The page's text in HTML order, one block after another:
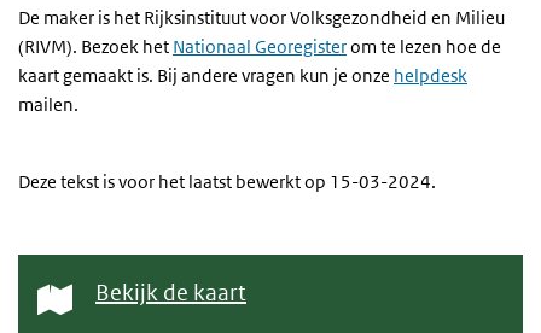
De maker is het Rijksinstituut voor Volksgezondheid en Milieu
(RIVM). Bezoek het Nationaal Georegisterom te lezen hoe de
kaart gemaakt is. Bij andere vragen kun je onze helpdesk
mailen.
Deze tekst is voor het laatst bewerkt op 15-03-2024.
Bekijk de kaart